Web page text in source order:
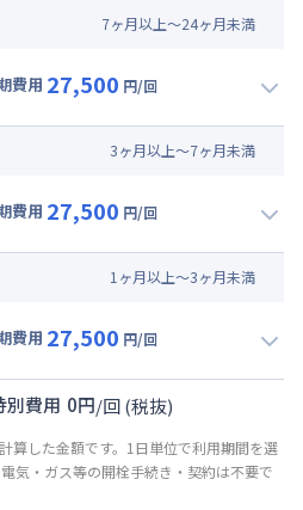
7ヶ月以上～24ヶ月未満
費用 27,500 円/回
円/日) (税抜)
3ヶ月以上～7ヶ月未満
費用 27,500 円/回
円/日) (税抜)
1 ヶ月以上～3ヶ月未満
費用 27,500 円/回
円/日) (税抜)
別費用 0円/回(税抜)
算した金額です。1日単位で利用期間を選
気・ガス等の開栓手続き・契約は不要で